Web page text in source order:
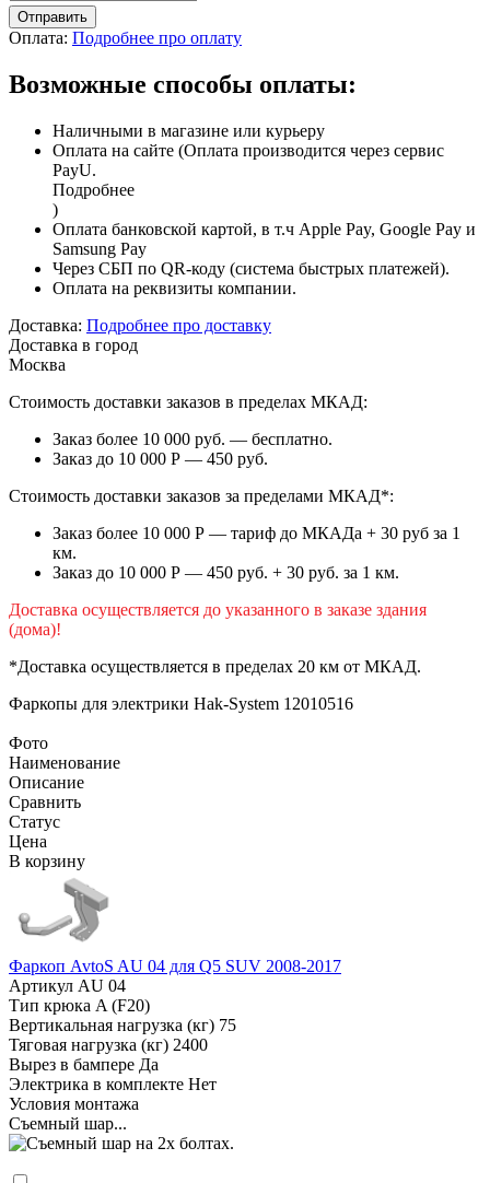
Отправить
Оплата: Подробнее про оплату
Возможные способы оплаты:
Наличными в магазине или курьеру
Оплата на сайте (Оплата производится через сервис
PayU.
Подробнее
)
Оплата банковской картой, в т.ч Apple Pay, Google Pay и
Samsung Pay
Через СБП по QR-коду (система быстрых платежей).
Оплата на реквизиты компании.
Доставка: Подробнее про доставку
Доставка в город
Москва
Стоимость доставки заказов в пределах МКАД:
Заказ более 10 000 руб. — бесплатно.
Заказ до 10 000 Р — 450 руб.
Стоимость доставки заказов за пределами МКАД*:
Заказ более 10 000 Р — тариф до МКАДа + 30 руб за 1
км.
Заказ до 10 000 Р — 450 руб. + 30 руб. за 1 км.
Доставка осуществляется до указанного в заказе здания
(дома)!
*Доставка осуществляется в пределах 20 км от МКАД.
Фаркопы для электрики Hak-System 12010516
Фото
Наименование
Описание
Сравнить
Статус
Цена
В корзину
Фаркоп AvtoS AU 04 для Q5 SUV 2008-2017
Артикул AU 04
Тип крюка A (F20)
Вертикальная нагрузка (кг) 75
Тяговая нагрузка (кг) 2400
Вырез в бампере Да
Электрика в комплекте Нет
Условия монтажа
Съемный шар...